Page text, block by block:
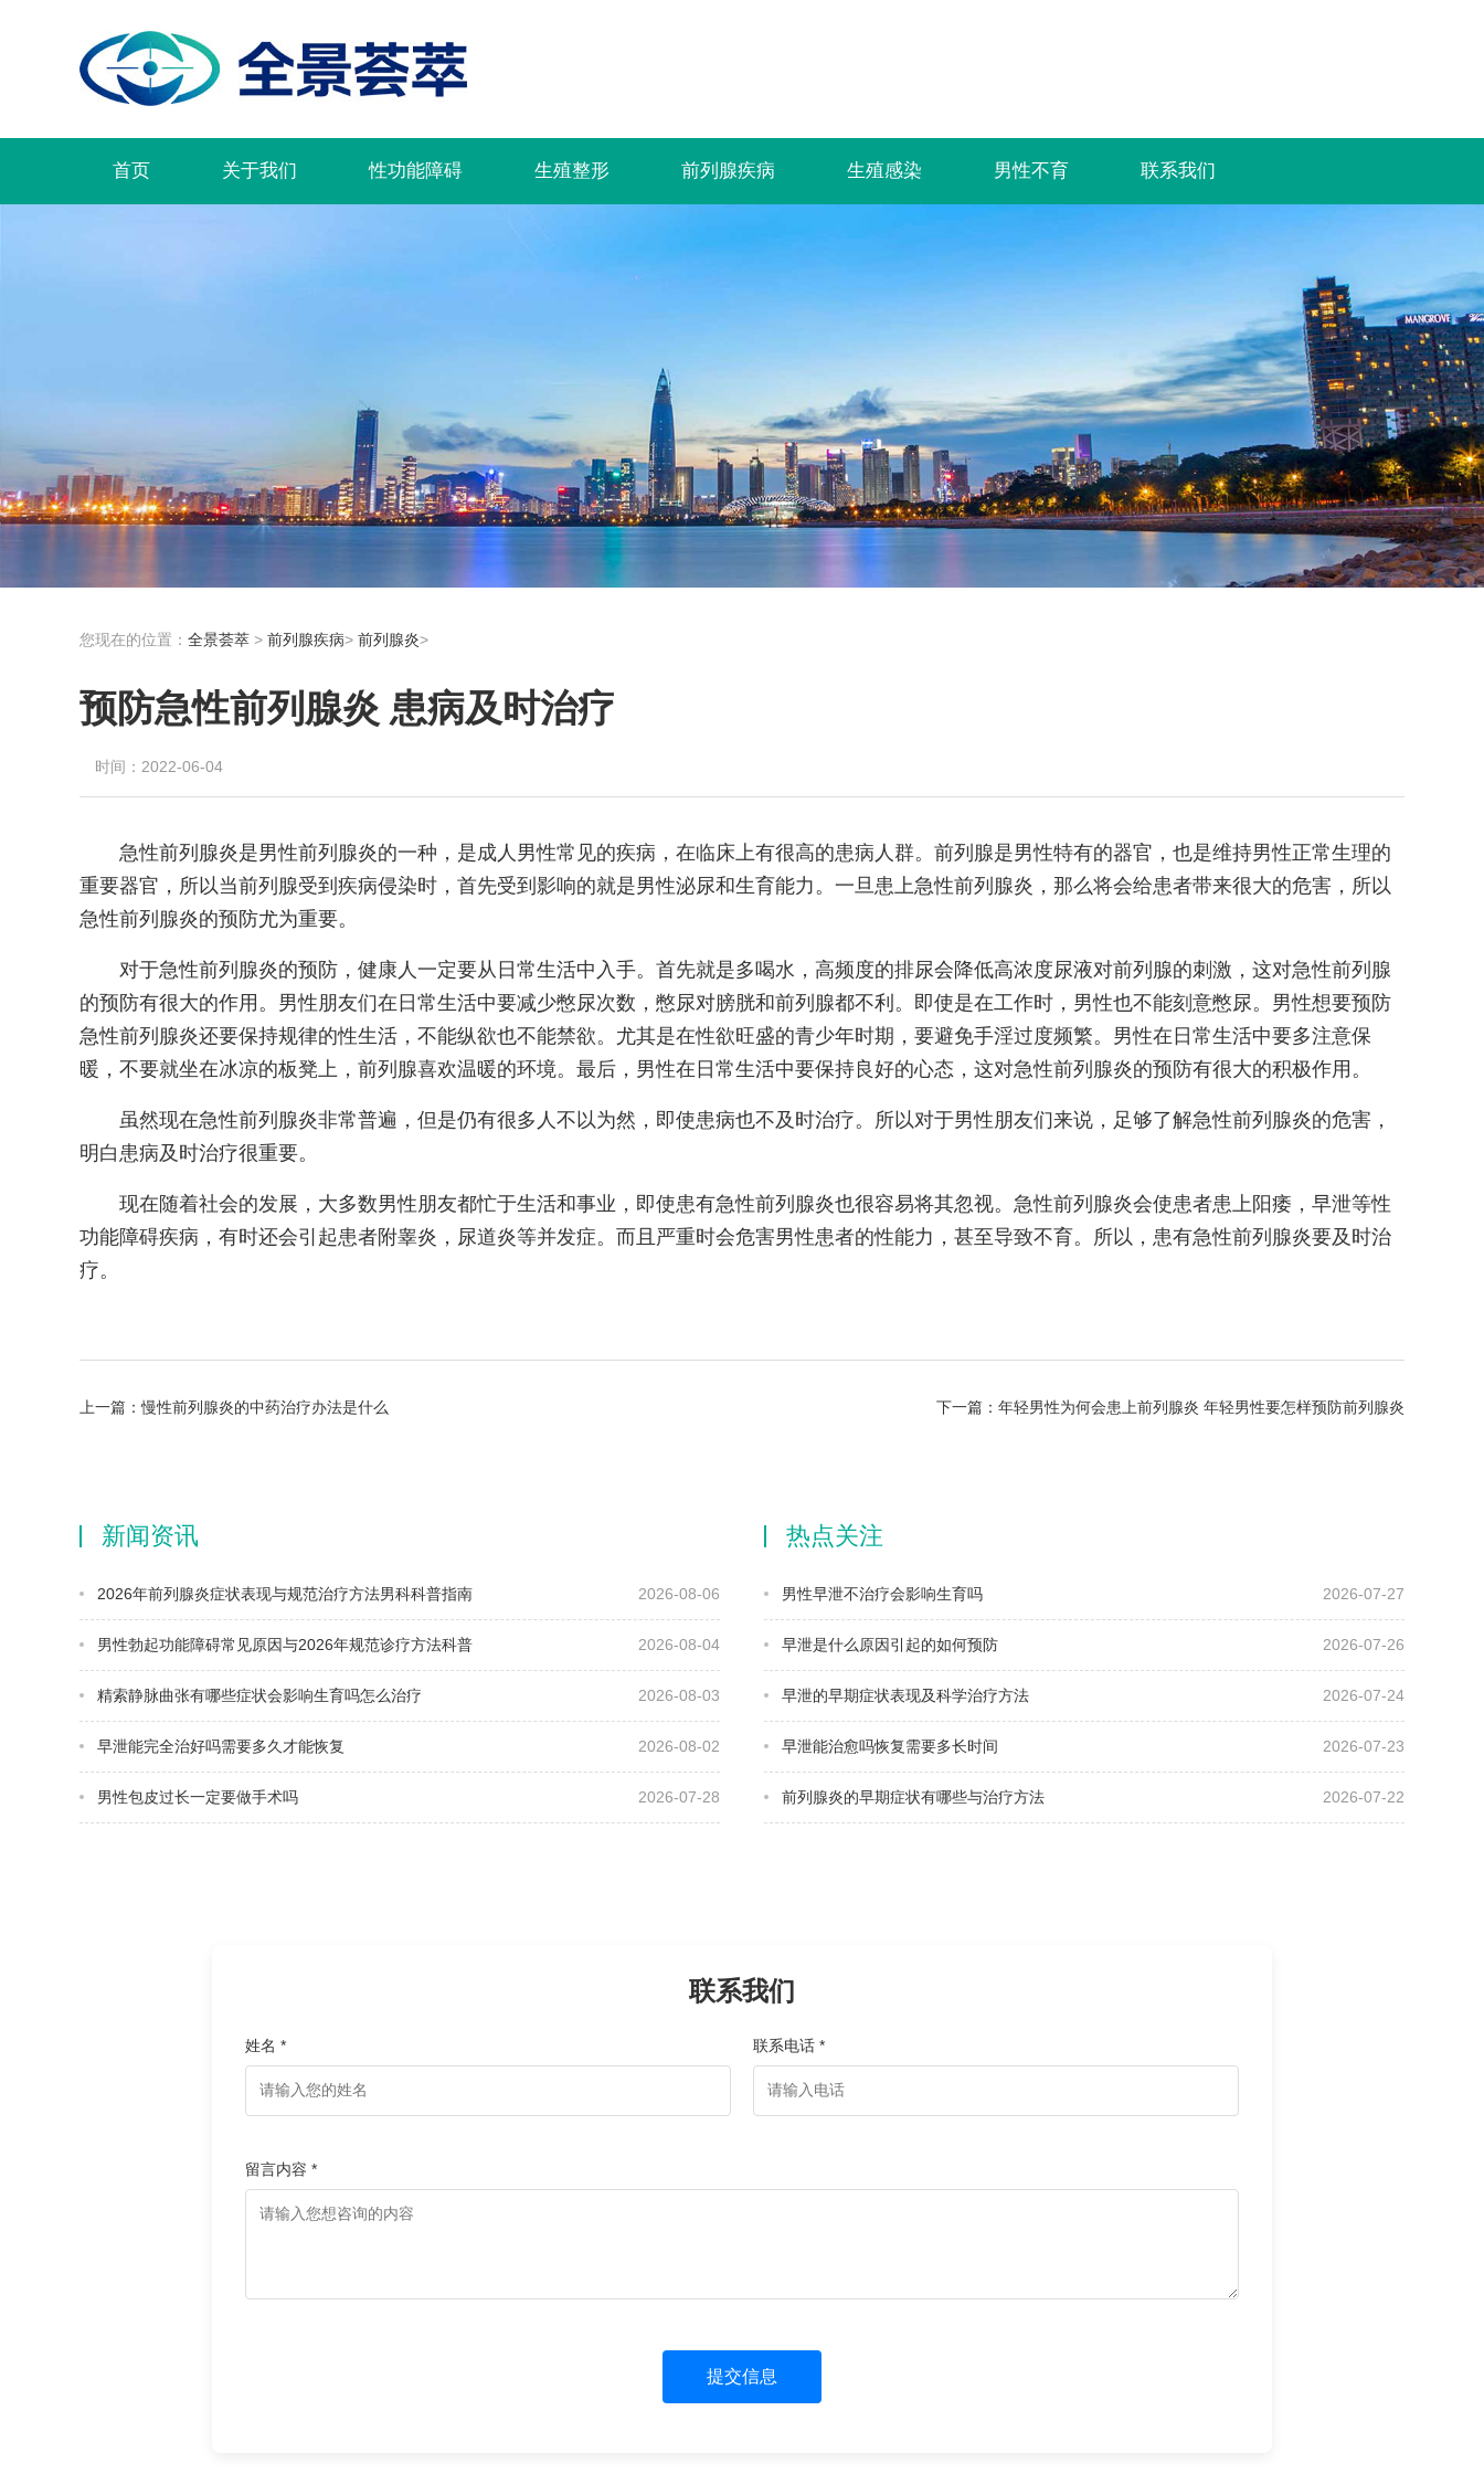
首页 关于我们 性功能障碍 生殖整形 前列腺疾病 生殖感染 男性不育 联系我们
您现在的位置： 全景荟萃 > 前列腺疾病> 前列腺炎>
预防急性前列腺炎 患病及时治疗
时间：2022-06-04
急性前列腺炎是男性前列腺炎的一种，是成人男性常见的疾病，在临床上有很高的患病人群。前列腺是男性特有的器官，也是维持男性正常生理的
重要器官，所以当前列腺受到疾病侵染时，首先受到影响的就是男性泌尿和生育能力。一旦患上急性前列腺炎，那么将会给患者带来很大的危害，所以
急性前列腺炎的预防尤为重要。
对于急性前列腺炎的预防，健康人一定要从日常生活中入手。首先就是多喝水，高频度的排尿会降低高浓度尿液对前列腺的刺激，这对急性前列腺
的预防有很大的作用。男性朋友们在日常生活中要减少憋尿次数，憋尿对膀胱和前列腺都不利。即使是在工作时，男性也不能刻意憋尿。男性想要预防
急性前列腺炎还要保持规律的性生活，不能纵欲也不能禁欲。尤其是在性欲旺盛的青少年时期，要避免手淫过度频繁。男性在日常生活中要多注意保
暖，不要就坐在冰凉的板凳上，前列腺喜欢温暖的环境。最后，男性在日常生活中要保持良好的心态，这对急性前列腺炎的预防有很大的积极作用。
虽然现在急性前列腺炎非常普遍，但是仍有很多人不以为然，即使患病也不及时治疗。所以对于男性朋友们来说，足够了解急性前列腺炎的危害，
明白患病及时治疗很重要。
现在随着社会的发展，大多数男性朋友都忙于生活和事业，即使患有急性前列腺炎也很容易将其忽视。急性前列腺炎会使患者患上阳痿，早泄等性
功能障碍疾病，有时还会引起患者附睾炎，尿道炎等并发症。而且严重时会危害男性患者的性能力，甚至导致不育。所以，患有急性前列腺炎要及时治
疗。
上一篇：慢性前列腺炎的中药治疗办法是什么 下一篇： 年轻男性为何会患上前列腺炎 年轻男性要怎样预防前列腺炎
新闻资讯
2026年前列腺炎症状表现与规范治疗方法男科科普指南 2026-08-06
男性勃起功能障碍常见原因与2026年规范诊疗方法科普 2026-08-04
精索静脉曲张有哪些症状会影响生育吗怎么治疗 2026-08-03
早泄能完全治好吗需要多久才能恢复 2026-08-02
男性包皮过长一定要做手术吗 2026-07-28
热点关注
男性早泄不治疗会影响生育吗 2026-07-27
早泄是什么原因引起的如何预防 2026-07-26
早泄的早期症状表现及科学治疗方法 2026-07-24
早泄能治愈吗恢复需要多长时间 2026-07-23
前列腺炎的早期症状有哪些与治疗方法 2026-07-22
联系我们
姓名 * 联系电话 *
留言内容 *
提交信息